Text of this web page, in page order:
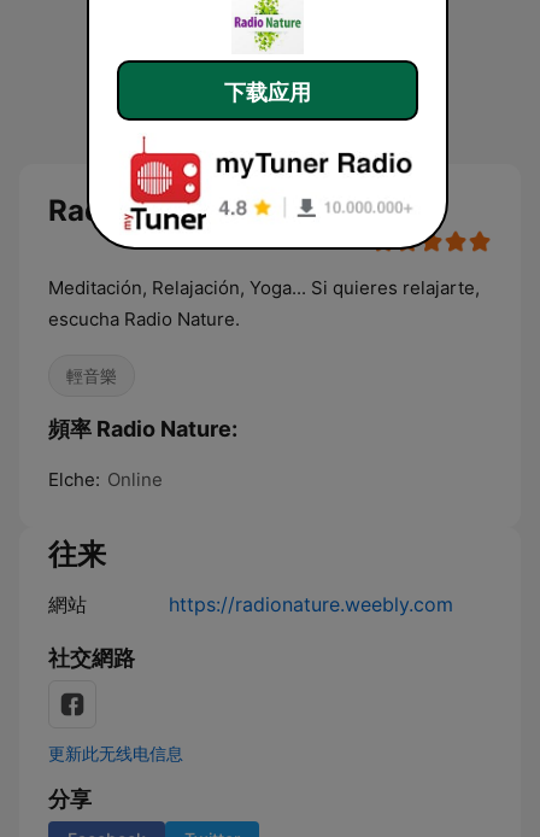
Radio Nature
Meditación, Relajación, Yoga... Si quieres relajarte,
escucha Radio Nature.
輕音樂
頻率 Radio Nature:
Elche: Online
往来
網站 https://radionature.weebly.com
社交網路
更新此无线电信息
分享
下载应用